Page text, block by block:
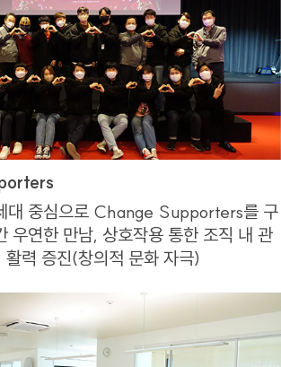
대 중심으로 Change Supporters를 구
우연한 만남, 상호작용 통한 조직 내 관
활력 증진(창의적 문화 자극)